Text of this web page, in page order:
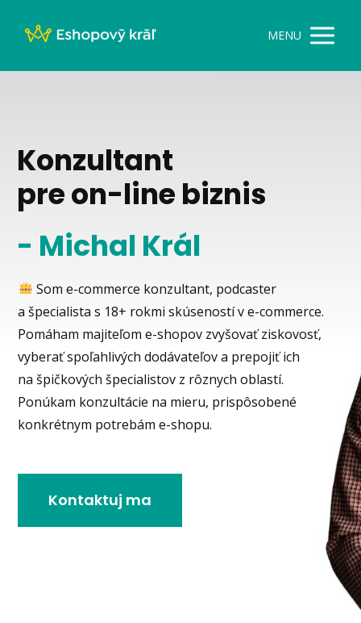
MENU
Konzultant
pre on-line biznis
- Michal Král
Som e-commerce konzultant, podcaster
a špecialista s 18+ rokmi skúseností v e-commerce.
Pomáham majiteľom e-shopov zvyšovať ziskovosť,
vyberať spoľahlivých dodávateľov a prepojiť ich
na špičkových špecialistov z rôznych oblastí.
Ponúkam konzultácie na mieru, prispôsobené
konkrétnym potrebám e-shopu.
Kontaktuj ma